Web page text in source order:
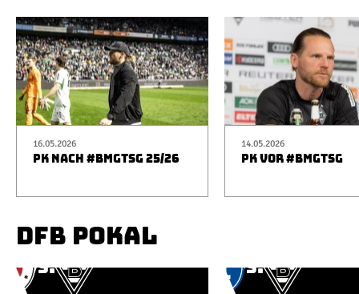
16.05.2026
PK NACH #BMGTSG 25/26
14.05.2026
PK VOR #BMGTSG
DFB POKAL